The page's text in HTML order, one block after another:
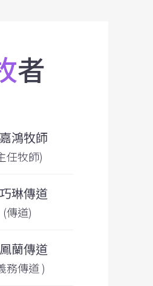
者
鴻牧師
任牧師)
琳傳道
(傳道)
蘭傳道
務傳道 )